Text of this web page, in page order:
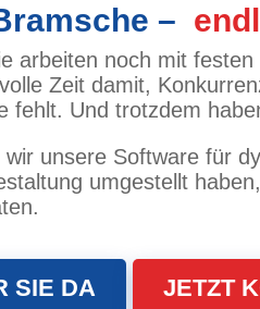
–
arbeiten noch mit
Zeit damit,
fehlt. Und trotzdem
unsere Software für
umgestellt
SIE DA JETZT